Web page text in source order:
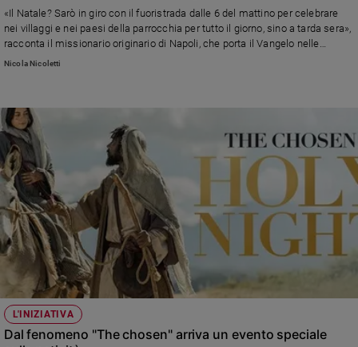
«Il Natale? Sarò in giro con il fuoristrada dalle 6 del mattino per celebrare
nei villaggi e nei paesi della parrocchia per tutto il giorno, sino a tarda sera»,
racconta il missionario originario di Napoli, che porta il Vangelo nelle
poverissime comunità rurali al confine con il Messico
Nicola Nicoletti
L'INIZIATIVA
Dal fenomeno "The chosen" arriva un evento speciale